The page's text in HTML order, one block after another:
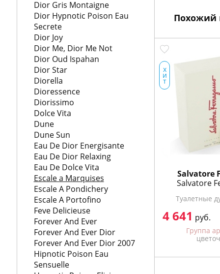
Dior Gris Montaigne
Dior Hypnotic Poison Eau
Secrete
Dior Joy
Dior Me, Dior Me Not
Dior Oud Ispahan
Dior Star
Diorella
Dioressence
Diorissimo
Dolce Vita
Dune
Dune Sun
Eau De Dior Energisante
Eau De Dior Relaxing
Eau De Dolce Vita
Escale a Marquises
Escale A Pondichery
Escale A Portofino
Feve Delicieuse
Forever And Ever
Forever And Ever Dior
Forever And Ever Dior 2007
Hipnotic Poison Eau
Sensuelle
Похожий
Emilio Pucci
Emilio Pucci Vivara
Turquoise Edition
Нет в наличии
Предзаказ
Группа ароматов
цветочные
х
и
т
Salvatore
Salvatore
Туалетные
4 641 руб.
Группа